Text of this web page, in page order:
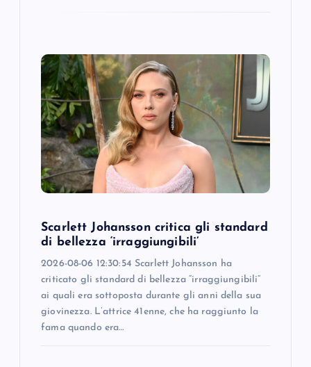
Scarlett Johansson critica gli standard
di bellezza ‘irraggiungibili’
2026-08-06 12:30:54 Scarlett Johansson ha
criticato gli standard di bellezza “irraggiungibili”
ai quali era sottoposta durante gli anni della sua
giovinezza. L’attrice 41enne, che ha raggiunto la
fama quando era…